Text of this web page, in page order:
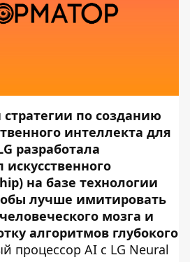
по созданию
интеллекта для
разработала
на базе технологии
лучше имитировать
мозга и
алгоритмов глубокого
процессор AI с LG Neural